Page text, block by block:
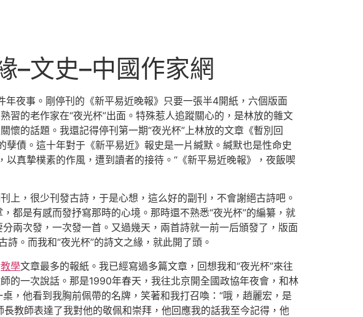
–文史–中國作家網
夜事。剛停刊的《新平易近晚報》只要一張半4開紙，六個版面
習的老作家在“夜光杯”出面。特殊惹人追蹤關心的，是林放的雜文
懷的話題。我還記得停刊第一期“夜光杯”上林放的文章《暫別回
債。這十年對于《新平易近》報史是一片緘默。緘默也是性命史
真摯樸素的作風，遭到讀者的接待。“《新平易近晚報》，夜飯喫
上，很少刊發古詩，于是心想，這么好的副刊，不會謝絕古詩吧。
都是有感而發抒寫那時的心境。那時還不熟悉“夜光杯”的編纂，就
兩次發，一次發一首。又過幾天，兩首詩就一前一后頒發了，版面
。而我和“夜光杯”的詩文之緣，就此開了頭。
教學文章最多的報紙。我已經寫過多篇文章，回想我和“夜光杯”來往
的一次說話。那是1990年春天，我往北京開全國政協年夜會，和林
，他看到我胸前佩帶的名牌，笑著和我打召喚：“哦，趙麗宏，是
教師表達了我對他的敬佩和崇拜，他回應我的話我至今記得，他